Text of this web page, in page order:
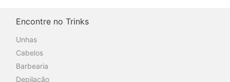
Encontre no Trinks
Unhas
Cabelos
Barbearia
Depilação